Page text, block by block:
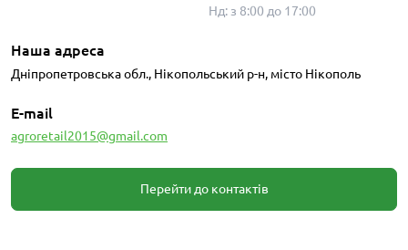
Нд: з 8:00 до 17:00
Наша адреса
Дніпропетровська обл., Нікопольський р-н, місто Нікополь
E-mail
agroretail2015@gmail.com
Перейти до контактів